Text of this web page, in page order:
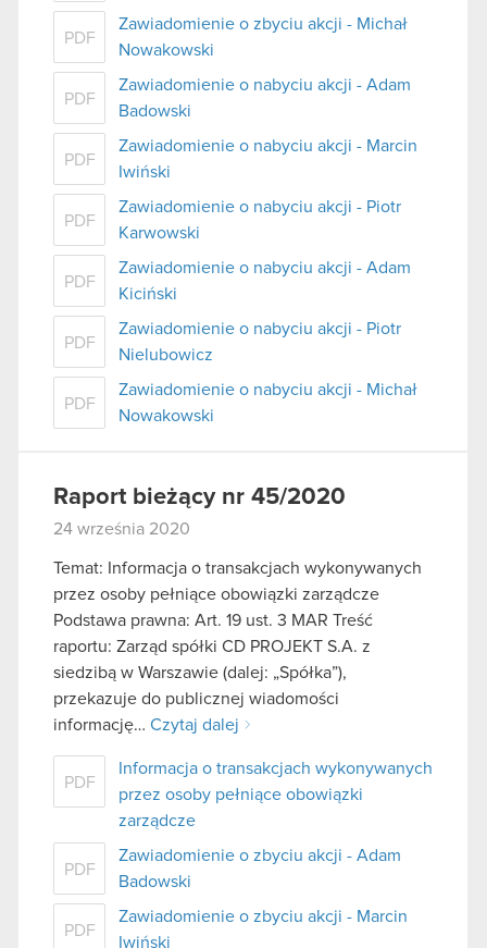
PDF
Zawiadomienie o zbyciu akcji - Michał
Nowakowski
PDF
Zawiadomienie o nabyciu akcji - Adam
Badowski
PDF
Zawiadomienie o nabyciu akcji - Marcin
Iwiński
PDF
Zawiadomienie o nabyciu akcji - Piotr
Karwowski
PDF
Zawiadomienie o nabyciu akcji - Adam
Kiciński
PDF
Zawiadomienie o nabyciu akcji - Piotr
Nielubowicz
PDF
Zawiadomienie o nabyciu akcji - Michał
Nowakowski
Raport bieżący nr 45/2020
24 września 2020
Temat: Informacja o transakcjach wykonywanych
przez osoby pełniące obowiązki zarządcze
Podstawa prawna: Art. 19 ust. 3 MAR Treść
raportu: Zarząd spółki CD PROJEKT S.A. z
siedzibą w Warszawie (dalej: „Spółka”),
przekazuje do publicznej wiadomości
informację… Czytaj dalej
PDF
Informacja o transakcjach wykonywanych
przez osoby pełniące obowiązki
zarządcze
PDF
Zawiadomienie o zbyciu akcji - Adam
Badowski
PDF
Zawiadomienie o zbyciu akcji - Marcin
Iwiński